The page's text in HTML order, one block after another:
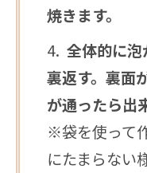
焼きます。
全体的に
裏返す。裏面
が通ったら出
※袋を使って
にたまらない